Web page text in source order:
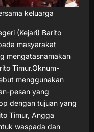
keluarga
(Kejari) Barito
masyarakat
mengatasnamakan
Timur.Oknum-
menggunakan
pesan yang
dengan tujuan yang
Timur, Angga
waspada dan